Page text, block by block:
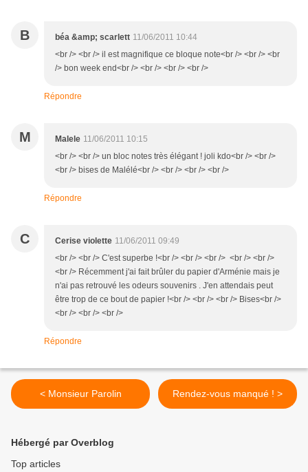
B béa &amp; scarlett 11/06/2011 10:44
<br /> <br /> il est magnifique ce bloque note<br /> <br /> <br
/> bon week end<br /> <br /> <br /> <br />
Répondre
M Malele 11/06/2011 10:15
<br /> <br /> un bloc notes très élégant ! joli kdo<br /> <br />
<br /> bises de Malélé<br /> <br /> <br /> <br />
Répondre
C Cerise violette 11/06/2011 09:49
<br /> <br /> C'est superbe !<br /> <br /> <br /> <br /> <br />
<br /> Récemment j'ai fait brûler du papier d'Arménie mais je
n'ai pas retrouvé les odeurs souvenirs . J'en attendais peut
être trop de ce bout de papier !<br /> <br /> <br /> Bises<br />
<br /> <br /> <br />
Répondre
< Monsieur Parolin Rendez-vous manqué ! >
Hébergé par Overblog
Top articles